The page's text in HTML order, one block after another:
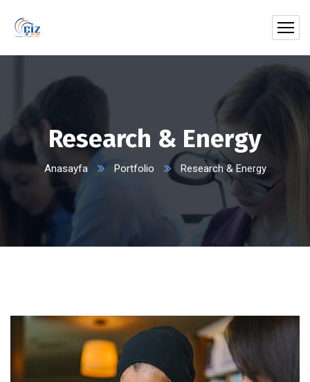
Research & Energy
Anasayfa Portfolio Research & Energy